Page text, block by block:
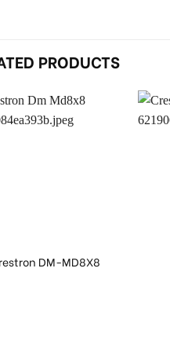
PRODUCTS
DM-MD8X8